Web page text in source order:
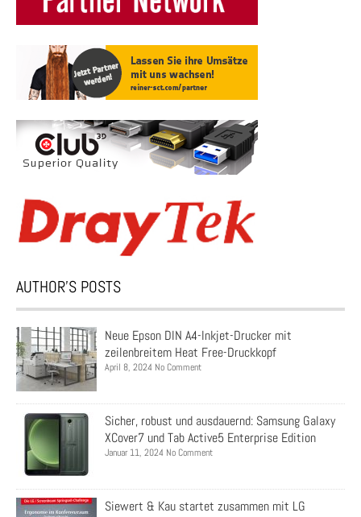
AUTHOR’S POSTS
Neue Epson DIN A4-Inkjet-Drucker mit
zeilenbreitem Heat Free-Druckkopf
April 8, 2024 No Comment
Sicher, robust und ausdauernd: Samsung Galaxy
XCover7 und Tab Active5 Enterprise Edition
Januar 11, 2024 No Comment
Siewert & Kau startet zusammen mit LG